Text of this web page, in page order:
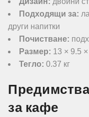
Подходящи за:
други напитки
Почистване:
Размер: 13 × 9.5
Тегло: 0.37 кг
за кафе